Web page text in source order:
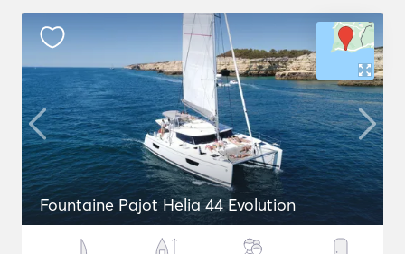
Fountaine Pajot Helia 44 Evolution